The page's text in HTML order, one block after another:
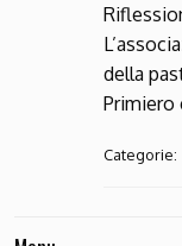
della
Primiero
Categorie: